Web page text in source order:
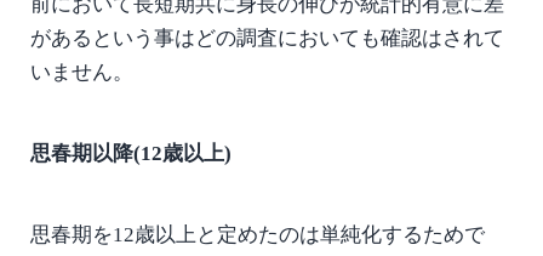
前において長短期共に身長の伸びが統計的有意に差
があるという事はどの調査においても確認はされて
いません。
思春期以降(12歳以上)
思春期を12歳以上と定めたのは単純化するためで